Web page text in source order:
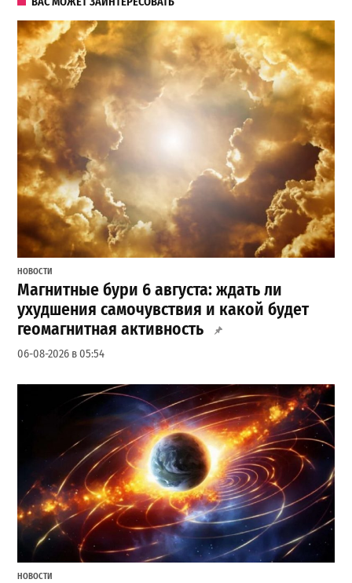
НОВОСТИ
Магнитные бури 6 августа: ждать ли
ухудшения самочувствия и какой будет
геомагнитная активность
06-08-2026 в 05:54
НОВОСТИ